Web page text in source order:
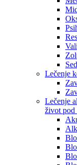
Lečenje
Lečenje
život pod